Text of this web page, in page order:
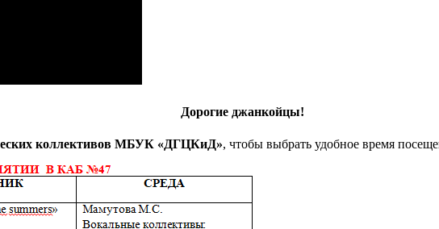
Дорогие джанкойцы!
коллективов МБУК «ДГЦКиД», чтобы выбрать удобное время